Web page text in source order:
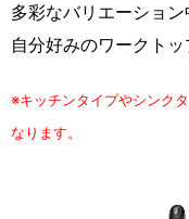
多彩なバリエーション
自分好みのワークトッ
※キッチンタイプやシンク
なります。